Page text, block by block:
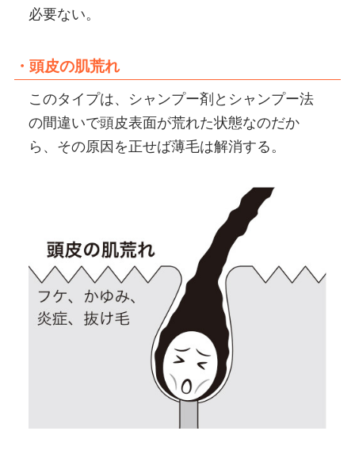
必要ない。
・頭皮の肌荒れ
このタイプは、シャンプー剤とシャンプー法
の間違いで頭皮表面が荒れた状態なのだか
ら、その原因を正せば薄毛は解消する。